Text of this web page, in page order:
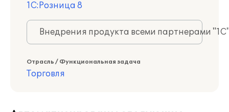
1С:Розница 8
Внедрения продукта всеми партнерами
Отрасль / Функциональная задача
Торговля